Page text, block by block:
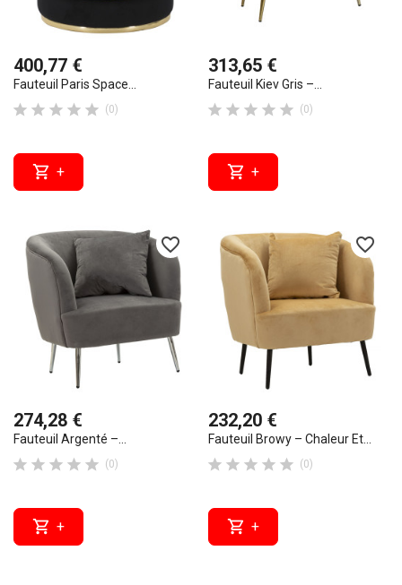
400,77 €
Fauteuil Paris Space...
     (0)
 +
313,65 €
Fauteuil Kiev Gris –...
     (0)
 +
favorite_border
274,28 €
Fauteuil Argenté –...
     (0)
 +
favorite_border
232,20 €
Fauteuil Browy – Chaleur Et...
     (0)
 +